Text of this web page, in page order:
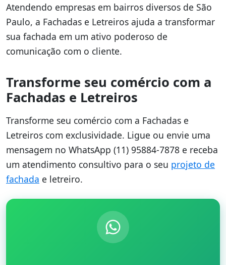
Atendendo empresas em bairros diversos de São
Paulo, a Fachadas e Letreiros ajuda a transformar
sua fachada em um ativo poderoso de
comunicação com o cliente.
Transforme seu comércio com a
Fachadas e Letreiros
Transforme seu comércio com a Fachadas e
Letreiros com exclusividade. Ligue ou envie uma
mensagem no WhatsApp (11) 95884-7878 e receba
um atendimento consultivo para o seu projeto de
fachada e letreiro.